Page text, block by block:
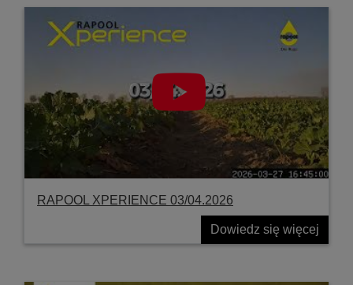
RAPOOL XPERIENCE 03/04.2026
Dowiedz się więcej